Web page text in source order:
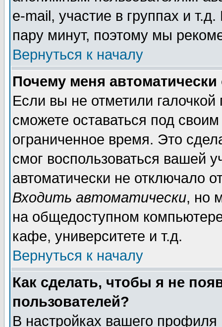
e-mail, участие в группах и
пару минут, поэтому мы
Вернуться к началу
Почему меня автоматически
Если вы не отметили галочкой
сможете оставаться под
ограниченное время. Это
смог воспользоваться вашей
автоматически не отключало
Входить автоматически, но
на общедоступном
кафе, университете и т.д.
Вернуться к началу
Как сделать, чтобы я не
пользователей?
В настройках вашего